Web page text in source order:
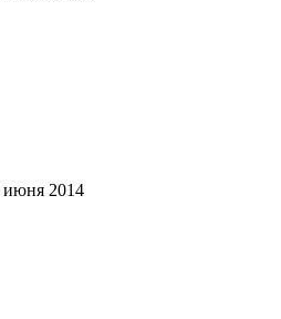
июня 2014